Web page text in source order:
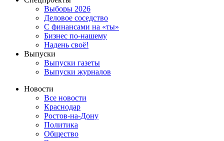
Выборы 2026
Деловое соседство
С финансами на «ты»
Бизнес по-нашему
Надень своё!
Выпуски
Выпуски газеты
Выпуски журналов
Новости
Все новости
Краснодар
Ростов-на-Дону
Политика
Общество